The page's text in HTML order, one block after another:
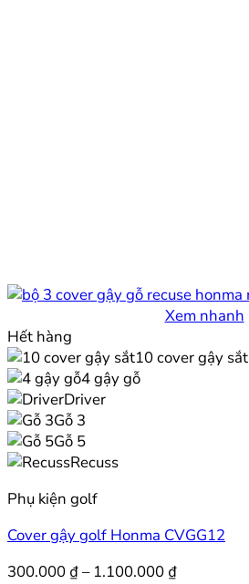
Xem nhanh
Hết hàng
10 cover gậy sắt
4 gậy gỗ
Driver
Gỗ 3
Gỗ 5
Recuss
Phụ kiện golf
Cover gậy golf Honma CVGG12
300.000 ₫– 1.100.000 ₫Khoảng